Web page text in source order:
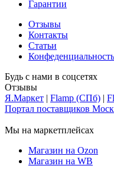
Гарантии
Отзывы
Контакты
Статьи
Конфеденциальность
Будь с нами в соцсетях
Отзывы
Я.Маркет | Flamp (СПб) |
Портал поставщиков
Мы на маркетплейсах
Магазин на Ozon
Магазин на WB